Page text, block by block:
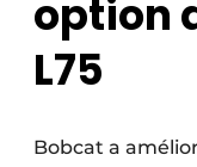
option
L75
Bobcat a